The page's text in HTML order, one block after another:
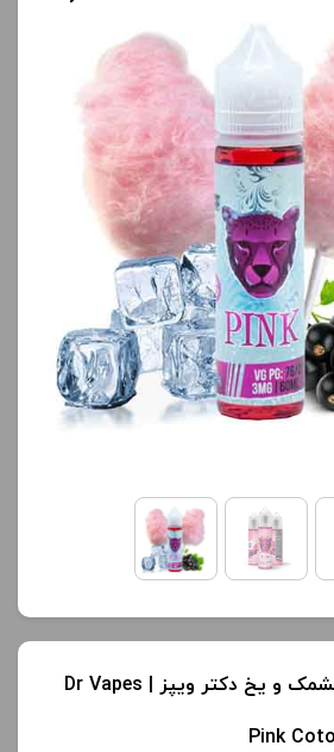
و
-
برای فعال شدن سبد خرید و
نمایش قیمت ، گزینه های
محصول را از کادر بالا انتخاب
کنید.
آخرین بروزرسانی
قیمت: 13 ساعت پیش
تمامی قیمت ها بروز
هستند.
+
جویس بلک بری و پشمک و یخ دکتر ویپز | Dr Vapes
Pink